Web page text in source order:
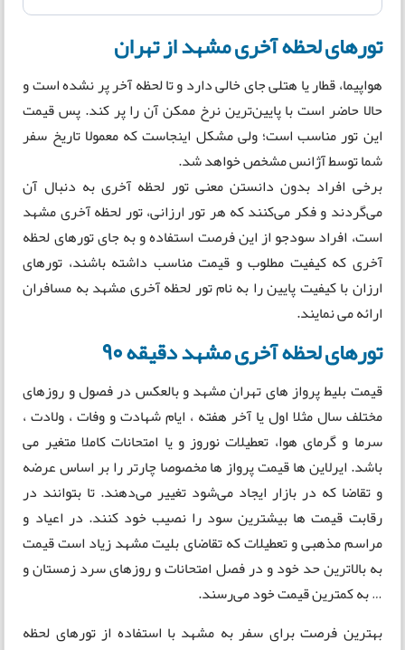
تورهای لحظه آخری مشهد از تهران
هواپیما، قطار یا هتلی جای خالی دارد و تا لحظه آخر پر نشده است و
حالا حاضر است با پایین‌ترین نرخ ممکن آن را پر کند. پس قیمت
این تور مناسب است؛ ولی مشکل اینجاست که معمولا تاریخ سفر
شما توسط آژانس مشخص خواهد شد.
برخی افراد بدون دانستن معنی تور لحظه آخری به دنبال آن
می‌گردند و فکر می‌کنند که هر تور ارزانی، تور لحظه آخری مشهد
است، افراد سودجو از این فرصت استفاده و به جای تورهای لحظه
آخری که کیفیت مطلوب و قیمت مناسب داشته باشند، تورهای
ارزان با کیفیت پایین را به نام تور لحظه آخری مشهد به مسافران
ارائه می نمایند.
تورهای لحظه آخری مشهد دقیقه 90
قیمت بلیط پرواز های تهران مشهد و بالعکس در فصول و روزهای
مختلف سال مثلا اول یا آخر هفته ، ایام شهادت و وفات ، ولادت ،
سرما و گرمای هوا، تعطیلات نوروز و یا امتحانات کاملا متغیر می
باشد. ایرلاین ها قیمت پرواز ها مخصوصا چارتر را بر اساس عرضه
و تقاضا که در بازار ایجاد می‌شود تغییر می‌دهند. تا بتوانند در
رقابت قیمت ها بیشترین سود را نصیب خود کنند. در اعیاد و
مراسم مذهبی و تعطیلات که تقاضای بلیت مشهد زیاد است قیمت
به بالاترین حد خود و در فصل امتحانات و روزهای سرد زمستان و
… به کمترین قیمت خود می‌رسند.
بهترین فرصت برای سفر به مشهد با استفاده از تورهای لحظه